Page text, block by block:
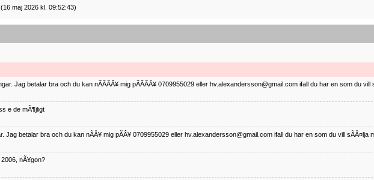
maj 2026 kl. 09:52:43)
Jag betalar bra och du kan nÃÂÃÂ¥ mig pÃÂÃÂ¥ 0709955029 eller hv.alexandersson@gmail.com ifall du har en som du vill
e de mÃ¶jligt
Jag betalar bra och du kan nÃÂ¥ mig pÃÂ¥ 0709955029 eller hv.alexandersson@gmail.com ifall du har en som du vill sÃÂ¤lja
nÃ¥gon?